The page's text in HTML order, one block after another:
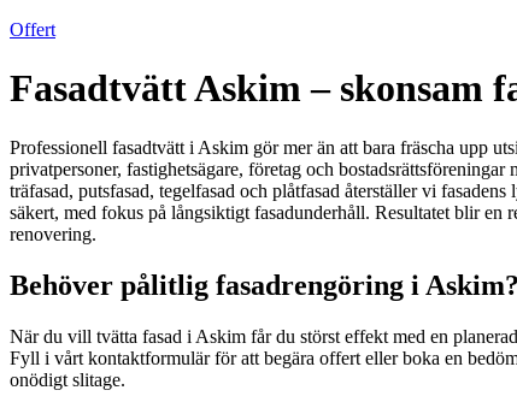
Offert
Fasadtvätt Askim – skonsam
Professionell fasadtvätt i Askim gör mer än att bara fräscha upp
privatpersoner, fastighetsägare, företag och
träfasad, putsfasad, tegelfasad och plåtfasad återställer vi
säkert, med fokus på långsiktigt fasadunderhåll. Resultatet blir
renovering.
Behöver pålitlig fasadrengöring i
När du vill tvätta fasad i Askim får du störst effekt med en
Fyll i vårt kontaktformulär för att begära offert eller boka en
onödigt slitage.